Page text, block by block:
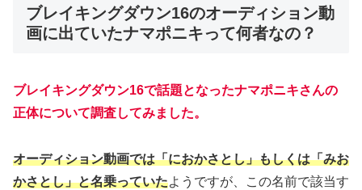
ブレイキングダウン16のオーディション動
画に出ていたナマポニキって何者なの？
ブレイキングダウン16で話題となったナマポニキさんの
正体について調査してみました。
オーディション動画では「におかさとし」もしくは「みお
かさとし」と名乗っていたようですが、この名前で該当す